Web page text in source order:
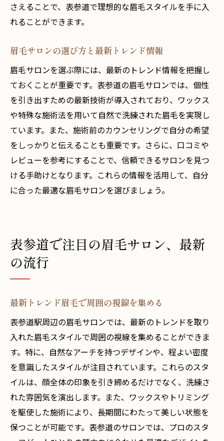
さえることで、表参道で理想的な眉毛スタイルを手に入
れることができます。
眉毛サロンの選び方と最新トレンド情報
眉毛サロンを選ぶ際には、最新のトレンド情報を把握し
ておくことが重要です。表参道の眉毛サロンでは、個性
を引き出すための最新技術が導入されており、ワックス
や特殊な施術法を用いて自然で洗練された眉毛を実現し
ています。また、施術前のカウンセリングで自分の希望
をしっかりと伝えることも重要です。さらに、口コミや
レビューを参考にすることで、信頼できるサロンを見つ
ける手助けとなります。これらの情報を活用して、自分
に合った最適な眉毛サロンを選びましょう。
表参道で注目の眉毛サロン、最新
の流行
最新トレンド眉毛で周囲の視線を集める
表参道駅周辺の眉毛サロンでは、最新のトレンドを取り
入れた眉毛スタイルで周囲の視線を集めることができま
す。特に、自然なアーチを持つデザインや、程よい密度
を意識したスタイルが注目されています。これらのスタ
イルは、顔全体の印象を引き締めるだけでなく、洗練さ
れた雰囲気を演出します。また、ワックスやトリミング
を駆使した施術により、長期間にわたって美しい状態を
保つことが可能です。表参道のサロンでは、プロのスタ